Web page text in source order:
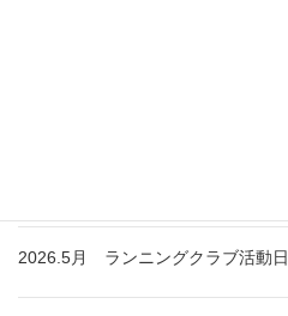
2026.5月 ランニングクラブ活動日